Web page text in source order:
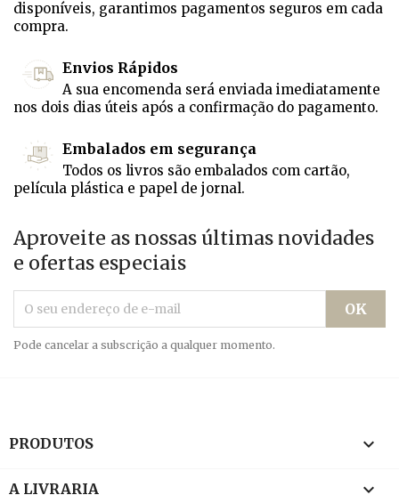
disponíveis, garantimos pagamentos seguros em cada
compra.
Envios Rápidos
A sua encomenda será enviada imediatamente
nos dois dias úteis após a confirmação do pagamento.
Embalados em segurança
Todos os livros são embalados com cartão,
película plástica e papel de jornal.
Aproveite as nossas últimas novidades
e ofertas especiais
Pode cancelar a subscrição a qualquer momento.
PRODUTOS 
A LIVRARIA 